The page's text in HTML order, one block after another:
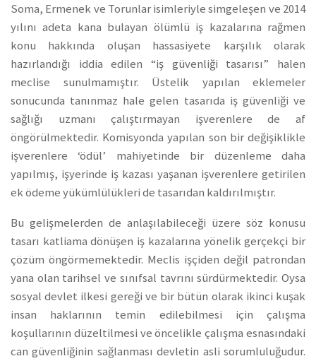
Soma, Ermenek ve Torunlar isimleriyle simgeleşen ve 2014
yılını adeta kana bulayan ölümlü iş kazalarına rağmen
konu hakkında oluşan hassasiyete karşılık olarak
hazırlandığı iddia edilen “iş güvenliği tasarısı” halen
meclise sunulmamıştır. Üstelik yapılan eklemeler
sonucunda tanınmaz hale gelen tasarıda iş güvenliği ve
sağlığı uzmanı çalıştırmayan işverenlere de af
öngörülmektedir. Komisyonda yapılan son bir değişiklikle
işverenlere ‘ödül’ mahiyetinde bir düzenleme daha
yapılmış, işyerinde iş kazası yaşanan işverenlere getirilen
ek ödeme yükümlülükleri de tasarıdan kaldırılmıştır.
Bu gelişmelerden de anlaşılabileceği üzere söz konusu
tasarı katliama dönüşen iş kazalarına yönelik gerçekçi bir
çözüm öngörmemektedir. Meclis işçiden değil patrondan
yana olan tarihsel ve sınıfsal tavrını sürdürmektedir. Oysa
sosyal devlet ilkesi gereği ve bir bütün olarak ikinci kuşak
insan haklarının temin edilebilmesi için çalışma
koşullarının düzeltilmesi ve öncelikle çalışma esnasındaki
can güvenliğinin sağlanması devletin asli sorumluluğudur.